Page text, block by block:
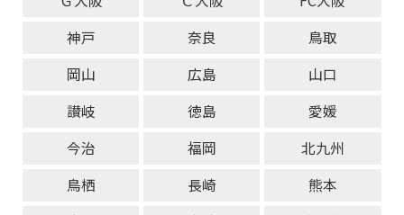
神戸
奈良
鳥取
岡山
広島
山口
讃岐
徳島
愛媛
今治
福岡
北九州
鳥栖
長崎
熊本